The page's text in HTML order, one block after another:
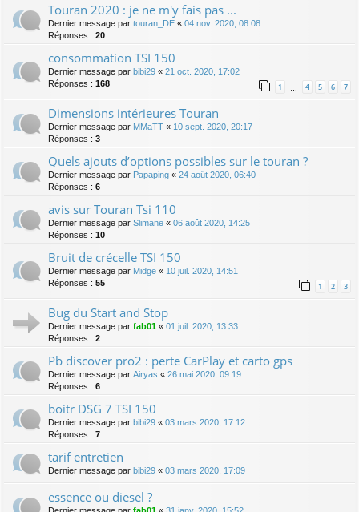
Touran 2020 : je ne m'y fais pas ...
Dernier message par touran_DE « 04 nov. 2020, 08:08
Réponses : 20
consommation TSI 150
Dernier message par bibi29 « 21 oct. 2020, 17:02
Réponses : 168 1 4 5 6 7
Dimensions intérieures Touran
Dernier message par MMaTT « 10 sept. 2020, 20:17
Réponses : 3
Quels ajouts d’options possibles sur le touran ?
Dernier message par Papaping « 24 août 2020, 06:40
Réponses : 6
avis sur Touran Tsi 110
Dernier message par Slimane « 06 août 2020, 14:25
Réponses : 10
Bruit de crécelle TSI 150
Dernier message par Midge « 10 juil. 2020, 14:51
Réponses : 55 1 2 3
Bug du Start and Stop
Dernier message par fab01 « 01 juil. 2020, 13:33
Réponses : 2
Pb discover pro2 : perte CarPlay et carto gps
Dernier message par Airyas « 26 mai 2020, 09:19
Réponses : 6
boitr DSG 7 TSI 150
Dernier message par bibi29 « 03 mars 2020, 17:12
Réponses : 7
tarif entretien
Dernier message par bibi29 « 03 mars 2020, 17:09
essence ou diesel ?